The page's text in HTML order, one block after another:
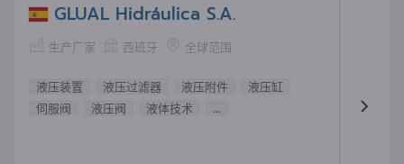
GLUAL Hidráulica S.A.
生产厂家 西班牙 全球范围
液压装置 液压过滤器 液压附件
液压缸
伺服阀
液压阀 液体技术 ...